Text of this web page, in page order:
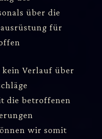
über die
für
kein Verlauf über
die betroffenen
wir somit